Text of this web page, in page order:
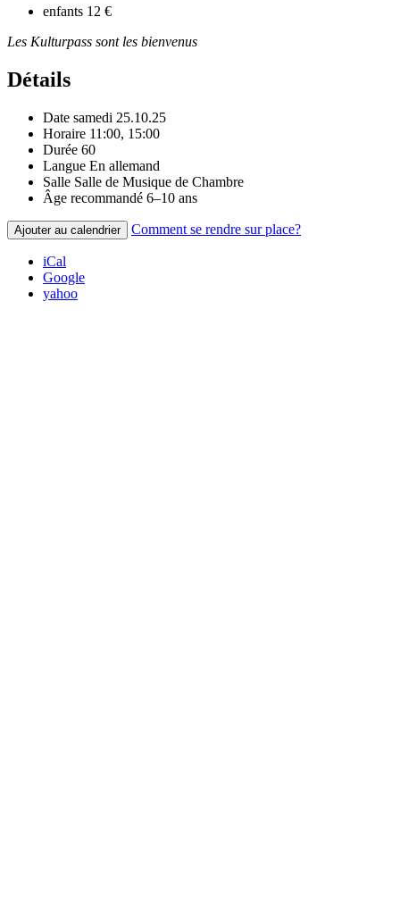
enfants 12 €
Les Kulturpass sont les bienvenus
Détails
Date samedi 25.10.25
Horaire 11:00, 15:00
Durée 60
Langue En allemand
Salle Salle de Musique de Chambre
Âge recommandé 6–10 ans
Ajouter au calendrier Comment se rendre sur place?
iCal
Google
yahoo